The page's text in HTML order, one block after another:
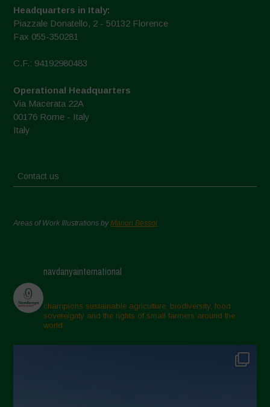
Headquarters in Italy:
Piazzale Donatello, 2 - 50132 Florence
Fax 055-350281
C.F.: 94192980483
Operational Headquarters
Via Macerata 22A
00176 Rome - Italy
Italy
Contact us
Areas of Work Illustrations byMarion Bessol
navdanyainternational
champions sustainable agriculture, biodiversity, food
sovereignty and the rights of small farmers around the
world.